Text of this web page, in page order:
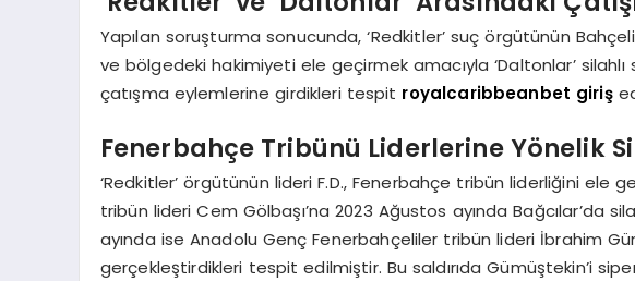
Yapılan soruşturma sonucunda, ‘Redkitler’ suç örgütünün
ve bölgedeki hakimiyeti ele geçirmek amacıyla ‘Daltonlar’
çatışma eylemlerine girdikleri tespit royalcaribbeanbet giriş
Fenerbahçe Tribünü Liderlerine Yönelik
‘Redkitler’ örgütünün lideri F.D., Fenerbahçe tribün liderliğini ele
tribün lideri Cem Gölbaşı’na 2023 Ağustos ayında Bağcılar’da
ayında ise Anadolu Genç Fenerbahçeliler tribün lideri İbrahim
gerçekleştirdikleri tespit edilmiştir. Bu saldırıda Gümüştekin’i